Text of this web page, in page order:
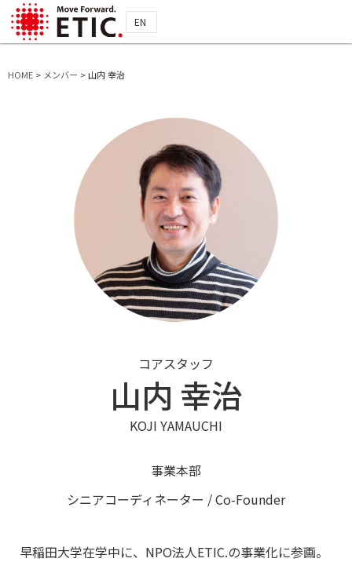
EN
HOME > メンバー >山内 幸治
コアスタッフ
山内 幸治
KOJI YAMAUCHI
事業本部
シニアコーディネーター / Co-Founder
早稲田大学在学中に、NPO法人ETIC.の事業化に参画。